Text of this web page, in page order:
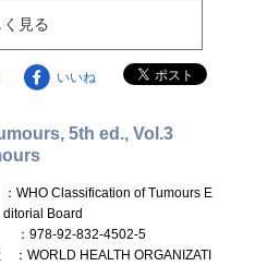
見る
いいね
5th ed., Vol.3
：WHO Classification of Tumours E
ditorial Board
：978-92-832-4502-5
：WORLD HEALTH ORGANIZATI